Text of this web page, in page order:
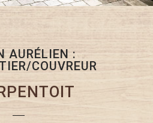
AURÉLIEN :
COUVREUR